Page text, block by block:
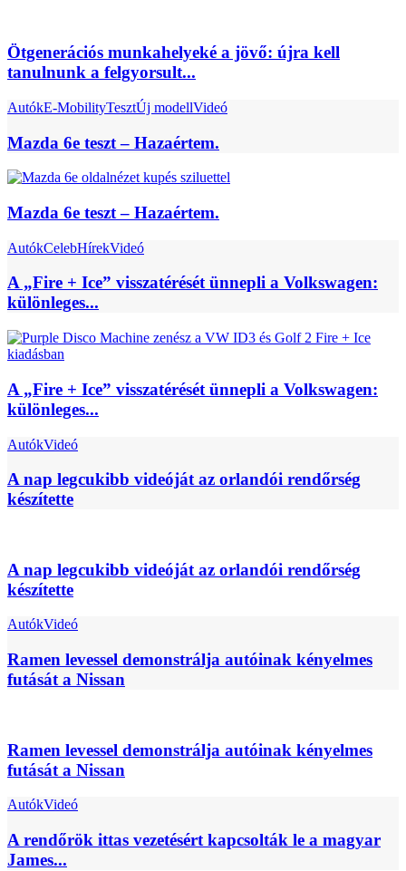
Ötgenerációs munkahelyeké a jövő: újra kell
tanulnunk a felgyorsult...
AutókE-MobilityTesztÚj modellVideó
Mazda 6e teszt – Hazaértem.
Mazda 6e teszt – Hazaértem.
AutókCelebHírekVideó
A „Fire + Ice” visszatérését ünnepli a Volkswagen:
különleges...
A „Fire + Ice” visszatérését ünnepli a Volkswagen:
különleges...
AutókVideó
A nap legcukibb videóját az orlandói rendőrség
készítette
A nap legcukibb videóját az orlandói rendőrség
készítette
AutókVideó
Ramen levessel demonstrálja autóinak kényelmes
futását a Nissan
Ramen levessel demonstrálja autóinak kényelmes
futását a Nissan
AutókVideó
A rendőrök ittas vezetésért kapcsolták le a magyar
James...